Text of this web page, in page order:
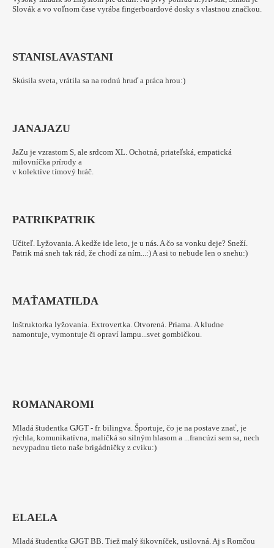
Slovák a vo voľnom čase vyrába fingerboardové dosky s vlastnou značkou.
STANISLAVASTANI
Skúsila sveta, vrátila sa na rodnú hruď a práca hrou:)
JANAJAZU
JaZu je vzrastom S, ale srdcom XL. Ochotná, priateľská, empatická
milovníčka prírody a
v kolektíve tímový hráč.
PATRIKPATRIK
Učiteľ. Lyžovania. A kedže ide leto, je u nás. A čo sa vonku deje? Sneží.
Patrik má sneh tak rád, že chodí za ním...:) A asi to nebude len o snehu:)
MAŤAMATILDA
Inštruktorka lyžovania. Extrovertka. Otvorená. Priama. A kludne
namontuje, vymontuje či opraví lampu...svet gombičkou.
ROMANAROMI
Mladá študentka GJGT - fr. bilingva. Športuje, čo je na postave znať, je
rýchla, komunikatívna, maličká so silným hlasom a ...francúzi sem sa, nech
nevypadnu tieto naše brigádničky z cviku:)
ELAELA
Mladá študentka GJGT BB. Tiež malý šikovníček, usilovná. Aj s Romčou